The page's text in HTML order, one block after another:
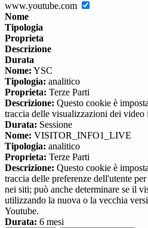
www.youtube.com
Nome
Tipologia
Proprieta
Descrizione
Durata
Nome: YSC
Tipologia: analitico
Proprieta: Terze Parti
Descrizione: Questo cookie è
traccia delle visualizzazioni dei video
Durata: Sessione
Nome: VISITOR_INFO1_LIVE
Tipologia: analitico
Proprieta: Terze Parti
Descrizione: Questo cookie è
traccia delle preferenze dell'utente
nei siti; può anche determinare se il
utilizzando la nuova o la vecchia
Youtube.
Durata: 6 mesi